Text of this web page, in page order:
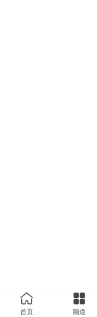
首页 频道